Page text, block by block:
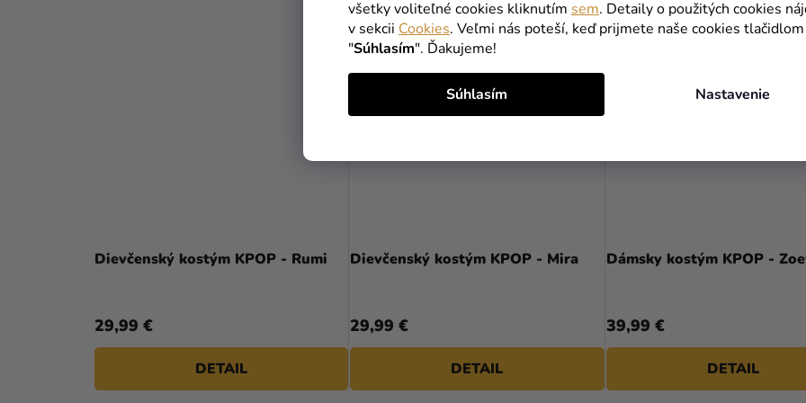
všetky voliteľné cookies kliknutím sem. Detaily o použitých cookies
v sekcii Cookies. Veľmi nás poteší, keď prijmete naše cookies tlačidlom
"Súhlasím". Ďakujeme!
Nastavenie
Súhlasím
Dievčenský kostým KPOP - Rumi
29,99 €
DETAIL
Dievčenský kostým KPOP - Mira
29,99 €
DETAIL
Dámsky kostým KPOP -
39,99 €
DETAIL